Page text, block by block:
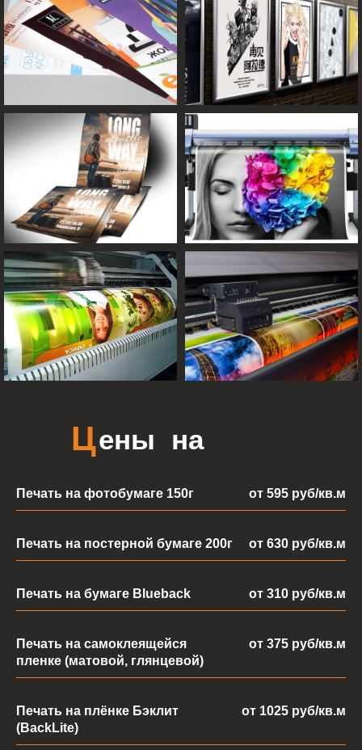
Печать на фотобумаге 150г от 595 руб/кв.м
Печать на постерной бумаге 200г от 630 руб/кв.м
Печать на бумаге Blueback от 310 руб/кв.м
Печать на самоклеящейся
пленке (матовой, глянцевой)
от 375 руб/кв.м
Печать на плёнке Бэклит
(BackLite)
от 1025 руб/кв.м
аши
преимущества
Н
очему печать афиш
нам:
П